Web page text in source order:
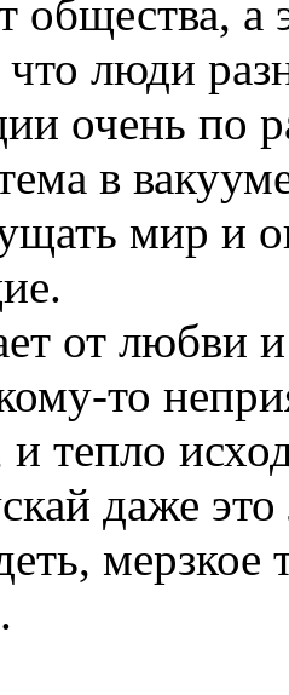
общества,
люди
очень по
в
мир и
от любви
то
тепло
даже
мерзкое